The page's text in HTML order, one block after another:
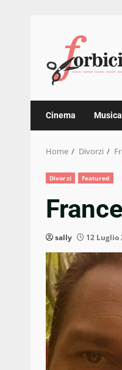
content
Cinema Musica
Home Divorzi
Divorzi Featured
sally 12 Luglio